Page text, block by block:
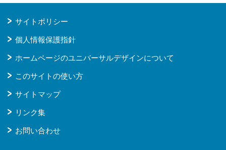
サイトポリシー
個人情報保護指針
ホームページのユニバーサルデザインについて
このサイトの使い方
サイトマップ
リンク集
お問い合わせ